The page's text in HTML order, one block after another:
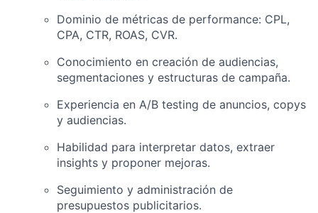
Dominio de métricas de performance: CPL,
CPA, CTR, ROAS, CVR.
Conocimiento en creación de audiencias,
segmentaciones y estructuras de campaña.
Experiencia en A/B testing de anuncios, copys
y audiencias.
Habilidad para interpretar datos, extraer
insights y proponer mejoras.
Seguimiento y administración de
presupuestos publicitarios.